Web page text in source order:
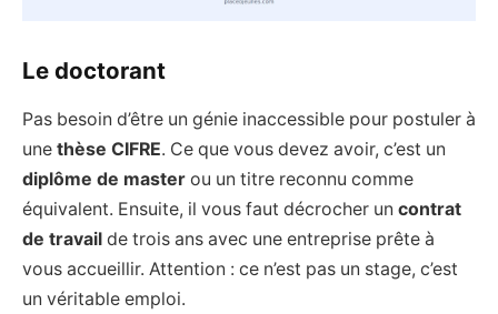
Le doctorant
Pas besoin d’être un génie inaccessible pour postuler à
une thèse CIFRE. Ce que vous devez avoir, c’est un
diplôme de master ou un titre reconnu comme
équivalent. Ensuite, il vous faut décrocher un contrat
de travail de trois ans avec une entreprise prête à
vous accueillir. Attention : ce n’est pas un stage, c’est
un véritable emploi.